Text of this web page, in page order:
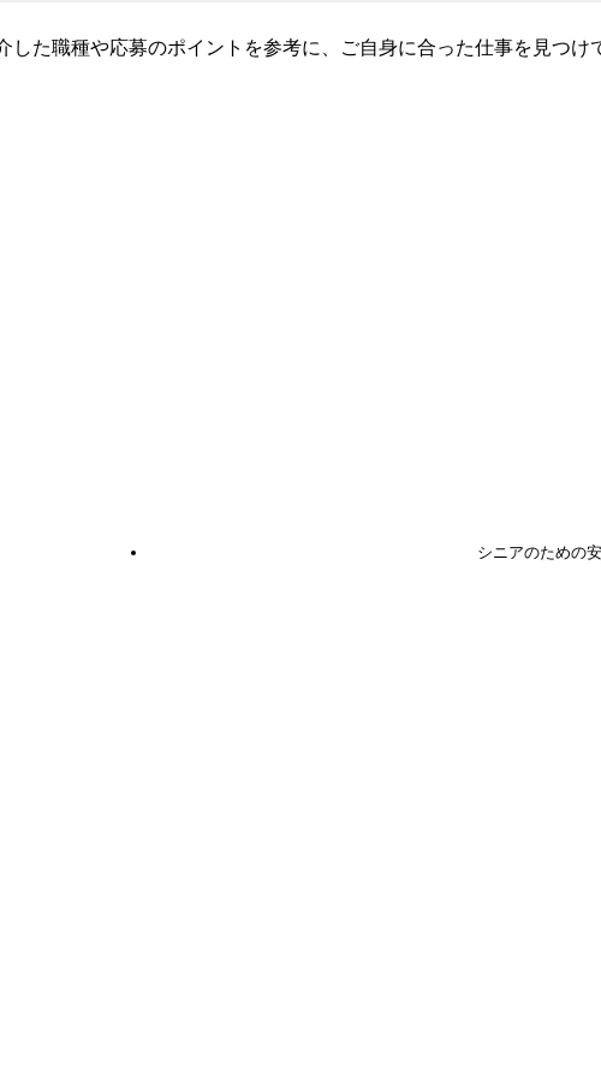
した職種や応募のポイントを参考に、ご自身に合った仕事を見つ
シニアのための